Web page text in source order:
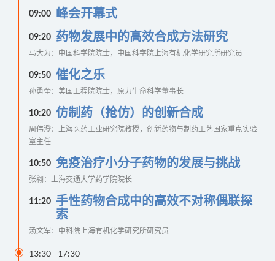
09:00 峰会开幕式
09:20 药物发展中的高效合成方法研究
马大为：中国科学院院士，中国科学院上海有机化学研究所研究员
09:50 催化之乐
孙勇奎：美国工程院院士，原力生命科学董事长
10:20 仿制药（抢仿）的创新合成
周伟澄：上海医药工业研究院教授，创新药物与制药工艺国家重点实验
室主任
10:50 免疫治疗小分子药物的发展与挑战
张翱：上海交通大学药学院院长
11:20
手性药物合成中的高效不对称偶联探
索
汤文军：中科院上海有机化学研究所研究员
13:30- 17:30
